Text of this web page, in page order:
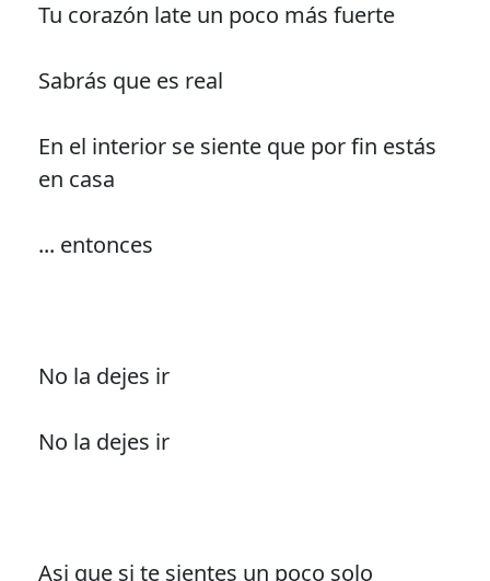
Tu corazón late un poco más fuerte
Sabrás que es real
En el interior se siente que por fin estás
en casa
... entonces
No la dejes ir
No la dejes ir
Asi que si te sientes un poco solo